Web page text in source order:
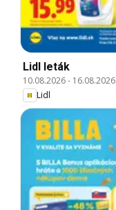
Lidl leták
10.08.2026- 16.08.2026
Lidl